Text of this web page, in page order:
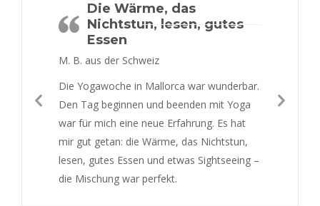
Die Wärme, das
Nichtstun, lesen, gutes
Essen
M. B. aus der Schweiz
Die Yogawoche in Mallorca war wunderbar.
Den Tag beginnen und beenden mit Yoga
war für mich eine neue Erfahrung. Es hat
mir gut getan: die Wärme, das Nichtstun,
lesen, gutes Essen und etwas Sightseeing –
die Mischung war perfekt.